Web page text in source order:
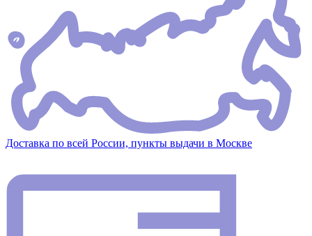
Доставка по всей России, пункты выдачи в Москве